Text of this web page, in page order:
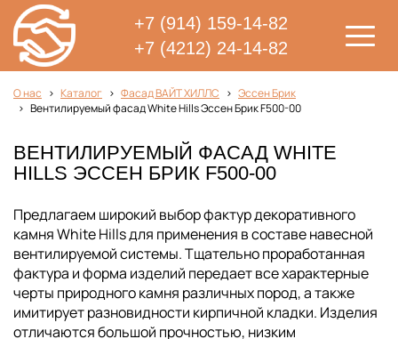
+7 (914) 159-14-82
+7 (4212) 24-14-82
О нас Каталог Фасад ВАЙТ ХИЛЛС
Эссен Брик
Вентилируемый фасад White Hills Эссен Брик F500-00
ВЕНТИЛИРУЕМЫЙ ФАСАД WHITE
HILLS ЭССЕН БРИК F500-00
Предлагаем широкий выбор фактур декоративного
камня White Hills для применения в составе навесной
вентилируемой системы. Тщательно проработанная
фактура и форма изделий передает все характерные
черты природного камня различных пород, а также
имитирует разновидности кирпичной кладки. Изделия
отличаются большой прочностью, низким